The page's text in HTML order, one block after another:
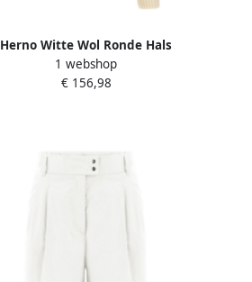
Herno Witte Wol Ronde Hals
Sweater White Dames
1 webshop
€ 156,98